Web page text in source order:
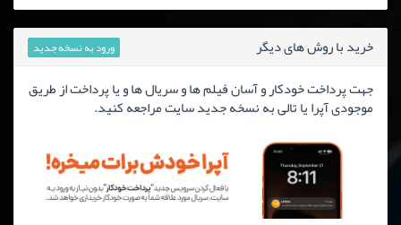
خرید با روش های دیگر ورود به نسخه جدید
جهت پرداخت خودکار و آسان فیلم ها و سریال ها و یا پرداخت از طریق
موجودی آپرا یا تالی به نسخه جدید سایت مراجعه کنید.